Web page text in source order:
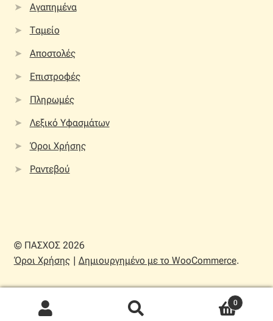
Αγαπημένα
Ταμείο
Αποστολές
Επιστροφές
Πληρωμές
Λεξικό Υφασμάτων
Όροι Χρήσης
Ραντεβού
© ΠΑΣΧΟΣ 2026
Όροι Χρήσης
Δημιουργημένο με το WooCommerce.
0